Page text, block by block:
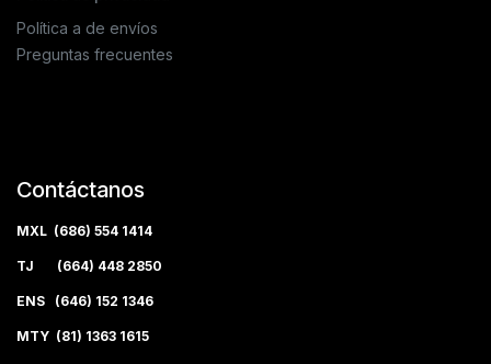
Política a de envíos
Preguntas frecuentes
Contáctanos
MXL (686) 554 1414
TJ (664) 448 2850
ENS (646) 152 1346
MTY (81) 1363 1615